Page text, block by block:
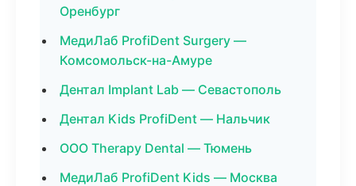
Оренбург
МедиЛаб ProfiDent Surgery —
Комсомольск-на-Амуре
Дентал Implant Lab — Севастополь
Дентал Kids ProfiDent — Нальчик
ООО Therapy Dental — Тюмень
МедиЛаб ProfiDent Kids — Москва